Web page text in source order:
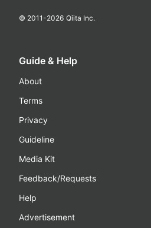
© 2011-2026 Qiita Inc.
Guide & Help
About
Terms
Privacy
Guideline
Media Kit
Feedback/Requests
Help
Advertisement